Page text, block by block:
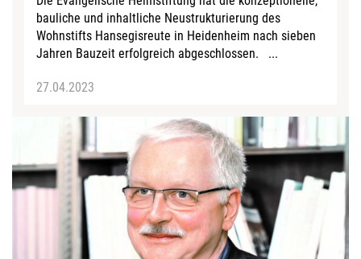
bauliche und inhaltliche Neustrukturierung des
Wohnstifts Hansegisreute in Heidenheim nach sieben
Jahren Bauzeit erfolgreich abgeschlossen. ...
27.04.2023